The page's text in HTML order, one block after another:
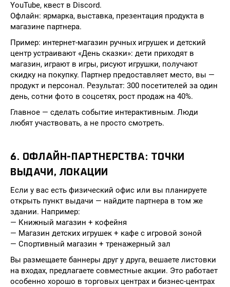
YouTube, квест в Discord.
Офлайн: ярмарка, выставка, презентация продукта в
магазине партнера.
Пример: интернет-магазин ручных игрушек и детский
центр устраивают «День сказки»: дети приходят в
магазин, играют в игры, рисуют игрушки, получают
скидку на покупку. Партнер предоставляет место, вы —
продукт и персонал. Результат: 300 посетителей за один
день, сотни фото в соцсетях, рост продаж на 40%.
Главное — сделать событие интерактивным. Люди
любят участвовать, а не просто смотреть.
6. ОФЛАЙН-ПАРТНЕРСТВА: ТОЧКИ
ВЫДАЧИ, ЛОКАЦИИ
Если у вас есть физический офис или вы планируете
открыть пункт выдачи — найдите партнера в том же
здании. Например:
— Книжный магазин + кофейня
— Магазин детских игрушек + кафе с игровой зоной
— Спортивный магазин + тренажерный зал
Вы размещаете баннеры друг у друга, вешаете листовки
на входах, предлагаете совместные акции. Это работает
особенно хорошо в торговых центрах и бизнес-центрах